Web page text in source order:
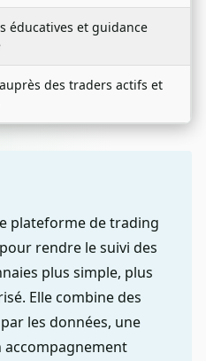
éducatives et guidance
des traders actifs et
plateforme de trading
rendre le suivi des
plus simple, plus
Elle combine des
les données, une